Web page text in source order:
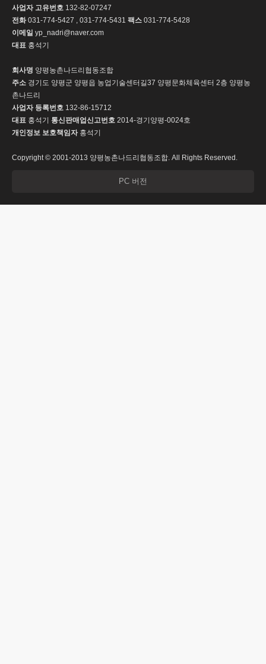
사업자 고유번호 132-82-07247
전화031-774-5427 , 031-774-5431 팩스 031-774-5428
이메일 yp_nadri@naver.com
대표 홍석기
회사명 양평농촌나드리협동조합
주소 경기도 양평군 양평읍 농업기술센터길37 양평문화체육센터 2층 양평농
촌나드리
사업자 등록번호 132-86-15712
대표 홍석기 통신판매업신고번호 2014-경기양평-0024호
개인정보 보호책임자홍석기
Copyright © 2001-2013 양평농촌나드리협동조합. All Rights Reserved.
PC 버전